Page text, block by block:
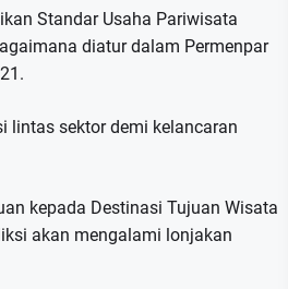
Standar Usaha Pariwisata
diatur dalam Permenpar
lintas sektor demi kelancaran
kepada Destinasi Tujuan Wisata
akan mengalami lonjakan